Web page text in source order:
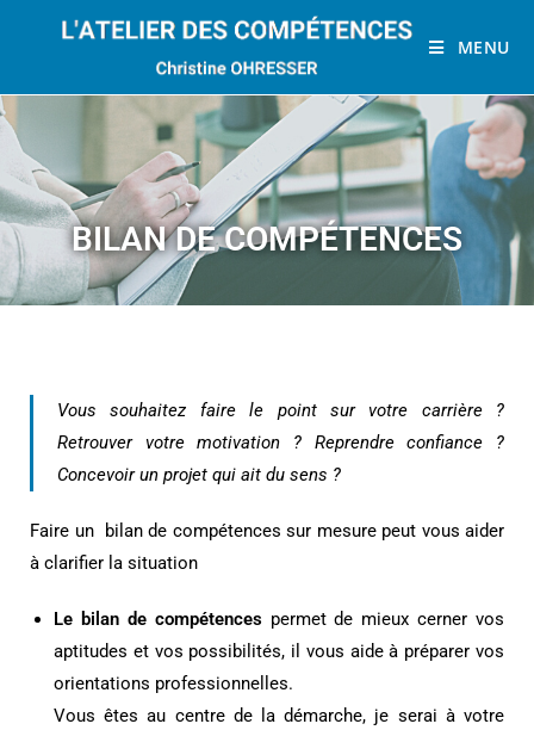
MENU
Bilan de compétences Obernai
BILAN DE COMPÉTENCES
Vous souhaitez faire le point sur votre carrière ?
Retrouver votre motivation ? Reprendre confiance ?
Concevoir un projet qui ait du sens ?
Faire un bilan de compétences sur mesure peut vous aider
à clarifier la situation
Le bilan de compétences permet de mieux cerner vos
aptitudes et vos possibilités, il vous aide à préparer vos
orientations professionnelles.
Vous êtes au centre de la démarche, je serai à votre